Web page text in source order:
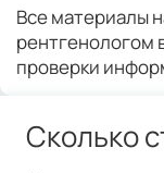
Все материалы
рентгенологом
проверки
Сколько